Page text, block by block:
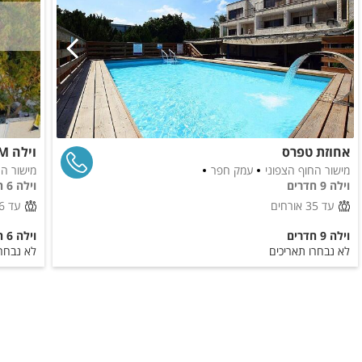
אחוזת טפרס
מישור החוף הצפוני
עמק חפר
וילה 9 חדרים
עד 35 אורחים
וילה 9 חדרים
לא נבחרו תאריכים
וילה M פרימיום
מישור
וילה 6 חדרים
עד 16 אורחים
וילה 6 חדרים
לא